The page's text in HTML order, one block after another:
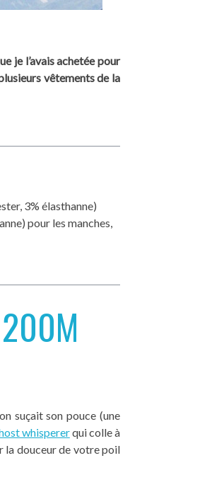
je l’avais achetée pour
vêtements de la
3% élasthanne)
pour les manches,
suçait son pouce (une
whispererqui colle à
la douceur de votre poil